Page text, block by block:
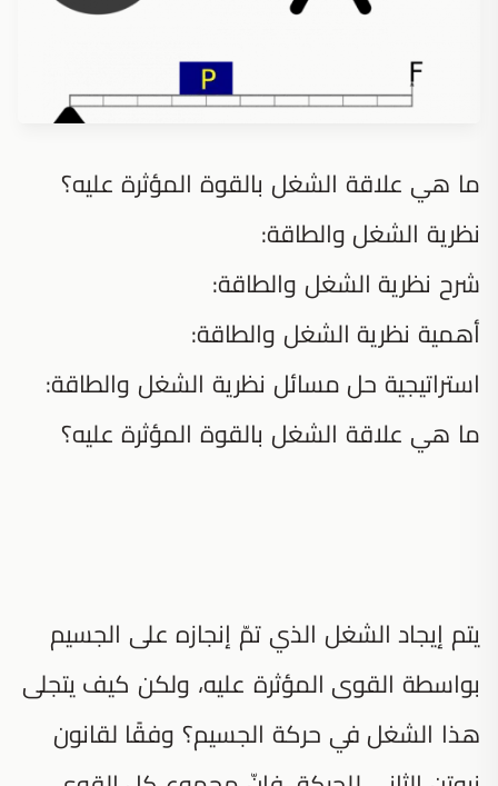
ما هي علاقة الشغل بالقوة المؤثرة عليه؟
نظرية الشغل والطاقة:
شرح نظرية الشغل والطاقة:
أهمية نظرية الشغل والطاقة:
استراتيجية حل مسائل نظرية الشغل والطاقة:
ما هي علاقة الشغل بالقوة المؤثرة عليه؟
يتم إيجاد الشغل الذي تمّ إنجازه على الجسيم
بواسطة القوى المؤثرة عليه، ولكن كيف يتجلى
هذا الشغل في حركة الجسيم؟ وفقًا لقانون